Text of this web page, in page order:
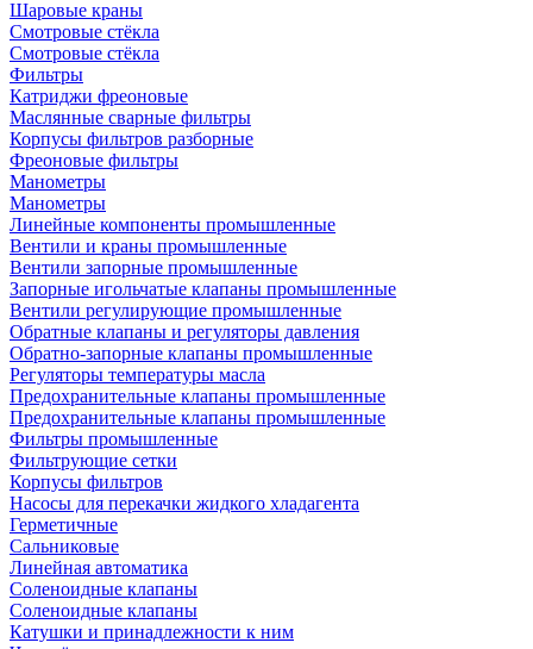
Шаровые краны
Смотровые стёкла
Смотровые стёкла
Фильтры
Катриджи фреоновые
Маслянные сварные фильтры
Корпусы фильтров разборные
Фреоновые фильтры
Манометры
Манометры
Линейные компоненты промышленные
Вентили и краны промышленные
Вентили запорные промышленные
Запорные игольчатые клапаны промышленные
Вентили регулирующие промышленные
Обратные клапаны и регуляторы давления
Обратно-запорные клапаны промышленные
Регуляторы температуры масла
Предохранительные клапаны промышленные
Предохранительные клапаны промышленные
Фильтры промышленные
Фильтрующие сетки
Корпусы фильтров
Насосы для перекачки жидкого хладагента
Герметичные
Сальниковые
Линейная автоматика
Соленоидные клапаны
Соленоидные клапаны
Катушки и принадлежности к ним